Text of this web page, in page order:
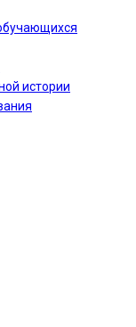
истории